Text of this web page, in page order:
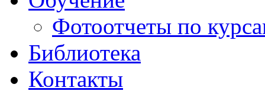
Фотоотчеты по
Библиотека
Контакты